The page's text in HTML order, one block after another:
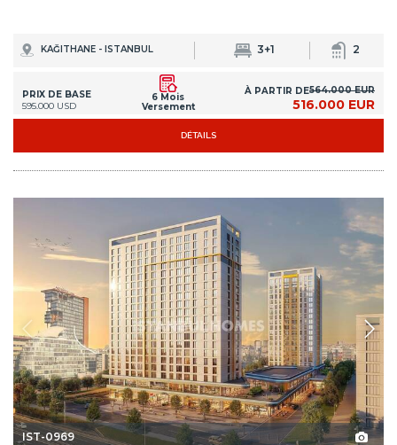
KAĞITHANE - ISTANBUL 3+1 2
PRIX DE BASE
595.000 USD
6 Mois
Versement
À PARTIR DE564.000 EUR
516.000 EUR
DÉTAILS
IST-0969